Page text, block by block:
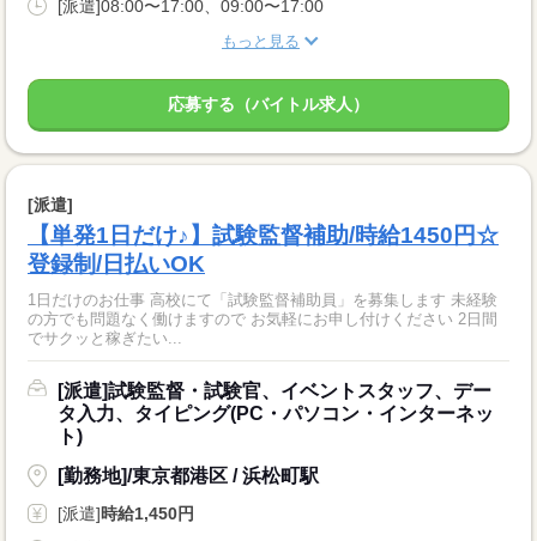
[派遣]08:00〜17:00、09:00〜17:00
もっと見る
応募する（バイトル求人）
[派遣]
【単発1日だけ♪】試験監督補助/時給1450円☆
登録制/日払いOK
1日だけのお仕事 高校にて「試験監督補助員」を募集します 未経験
の方でも問題なく働けますので お気軽にお申し付けください 2日間
でサクッと稼ぎたい...
[派遣]試験監督・試験官、イベントスタッフ、デー
タ入力、タイピング(PC・パソコン・インターネッ
ト)
[勤務地]/東京都港区 / 浜松町駅
[派遣]時給1,450円